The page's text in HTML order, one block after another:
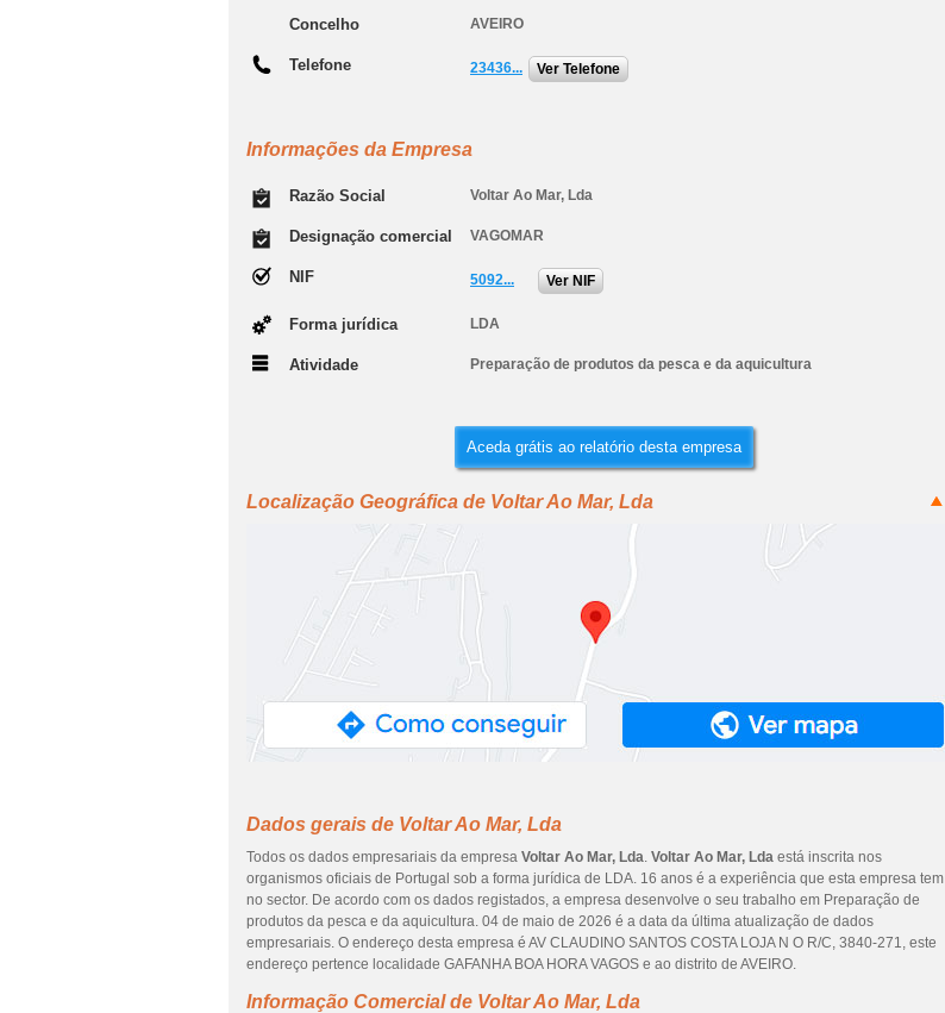
Concelho AVEIRO
Telefone 23436... Ver Telefone
Informações da Empresa
Razão Social Voltar Ao Mar, Lda
Designação comercial VAGOMAR
NIF 5092... Ver NIF
Forma jurídica LDA
Atividade Preparação de produtos da pesca e da aquicultura
Aceda grátis ao relatório desta empresa
Localização Geográfica de Voltar Ao Mar, Lda
Dados gerais de Voltar Ao Mar, Lda
Todos os dados empresariais da empresa Voltar Ao Mar, Lda. Voltar Ao Mar, Lda está inscrita nos
organismos oficiais de Portugal sob a forma jurídica de LDA. 16 anos é a experiência que esta empresa tem
no sector. De acordo com os dados registados, a empresa desenvolve o seu trabalho em Preparação de
produtos da pesca e da aquicultura. 04 de maio de 2026 é a data da última atualização de dados
empresariais. O endereço desta empresa é AV CLAUDINO SANTOS COSTA LOJA N O R/C, 3840-271, este
endereço pertence localidade GAFANHA BOA HORA VAGOS e ao distrito de AVEIRO.
Informação Comercial de Voltar Ao Mar, Lda